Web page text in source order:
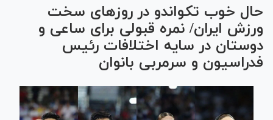
حال خوب تکواندو در روز‌های سخت
ورزش ایران/ نمره قبولی برای ساعی و
دوستان در سایه اختلافات رئیس
فدراسیون و سرمربی بانوان